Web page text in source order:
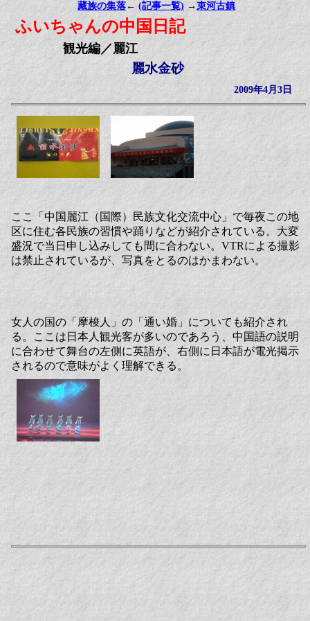
藏族の集落 ← (記事一覧) → 束河古鎮
ふいちゃんの中国日記
観光編／麗江
麗水金砂
2009年4月3日
ここ「中国麗江（国際）民族文化交流中心」で毎夜この地
区に住む各民族の習慣や踊りなどが紹介されている。大変
盛況で当日申し込みしても間に合わない。VTRによる撮影
は禁止されているが、写真をとるのはかまわない。
女人の国の「摩梭人」の「通い婚」についても紹介され
る。ここは日本人観光客が多いのであろう、中国語の説明
に合わせて舞台の左側に英語が、右側に日本語が電光掲示
されるので意味がよく理解できる。